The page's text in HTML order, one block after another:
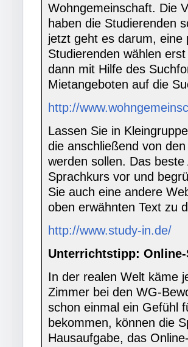
Wohngemeinschaft. Die
haben die Studierenden
jetzt geht es darum,
Studierenden wählen
dann mit Hilfe des
Mietangeboten auf die
http://
Lassen Sie in
die anschließend von
werden sollen. Das
Sprachkurs vor und
Sie auch eine andere
oben erwähnten Text zu
http://www.study-in.de/
Unterrichtstipp:
In der realen Welt käme
Zimmer bei den WG-
schon einmal ein Gefühl
bekommen, können die
Hausaufgabe, das